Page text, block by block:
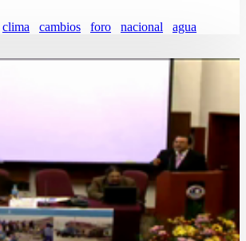
clima cambios foro nacional agua